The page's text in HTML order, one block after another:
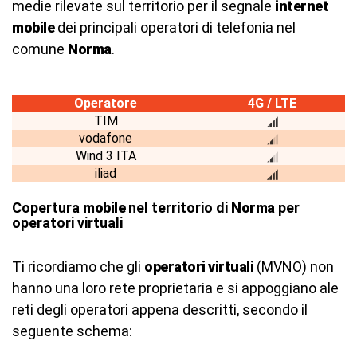
medie rilevate sul territorio per il segnale internet
mobiledei principali operatori di telefonia nel
comune Norma.
Operatore
4G / LTE
TIM
vodafone
Wind 3 ITA
iliad
Copertura mobilenel territorio di Norma per
operatori virtuali
Ti ricordiamo che gli operatori virtuali (MVNO) non
hanno una loro rete proprietaria e si appoggiano ale
reti degli operatori appena descritti, secondo il
seguente schema: